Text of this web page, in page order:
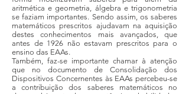
aritmética e geometria, álgebra e trigonometria
se faziam importantes. Sendo assim, os saberes
matemáticos prescritos ajudavam na aquisição
destes conhecimentos mais avançados, que
antes de 1926 não estavam prescritos para o
ensino das EAAs.
Também, faz-se importante chamar à atenção
que no documento de Consolidação dos
Dispositivos Concernentes às EAAs percebeu-se
a contribuição dos saberes matemáticos no